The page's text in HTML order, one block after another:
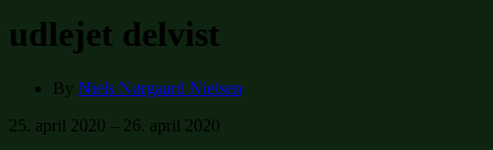
udlejet delvist
By Niels Nørgaard Nielsen
udlejet
25. april 2020 – 26. april 2020